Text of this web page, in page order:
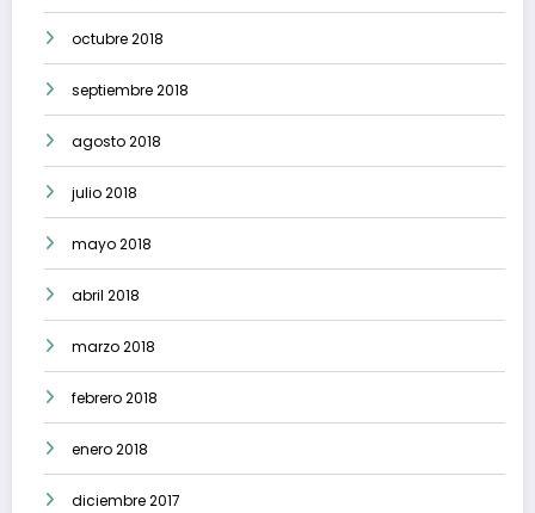
octubre 2018
septiembre 2018
agosto 2018
julio 2018
mayo 2018
abril 2018
marzo 2018
febrero 2018
enero 2018
diciembre 2017